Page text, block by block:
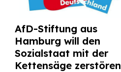
AfD-Stiftung aus
Hamburg will den
Sozialstaat mit der
Kettensäge zerstören